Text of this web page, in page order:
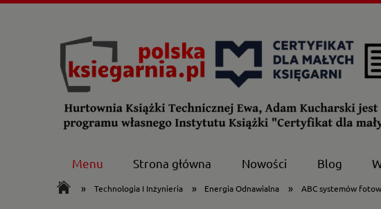
Menu Strona główna Nowości Blog
» Technologia I Inżynieria » Energia Odnawialna » ABC systemów